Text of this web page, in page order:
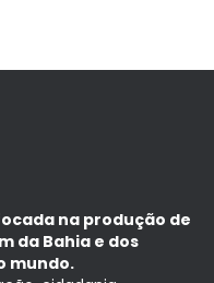
na produção de
da Bahia e dos
mundo.